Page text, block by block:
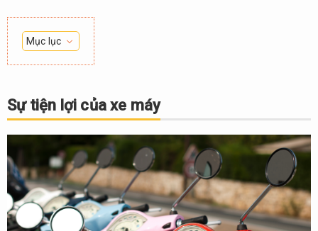
Mục lục
1.
tiện
lợi
2.
Điều
kiện
để
Sự tiện lợi của xe máy